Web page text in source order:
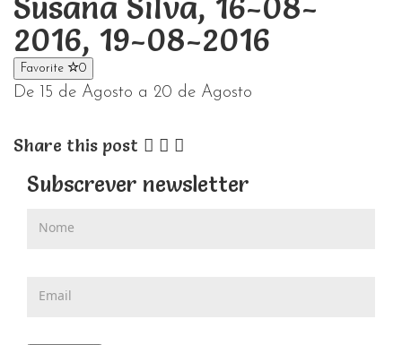
2016, 19-08-2016
Favorite 0
De 15 de Agosto a 20 de Agosto
Share this post
Subscrever newsletter